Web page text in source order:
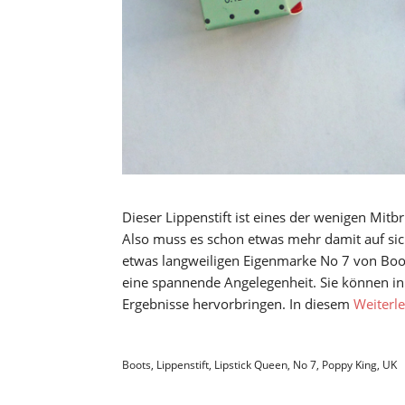
Dieser Lippenstift ist eines der wenigen
Also muss es schon etwas mehr damit auf
etwas langweiligen Eigenmarke No 7 von
eine spannende Angelegenheit. Sie können
Ergebnisse hervorbringen. In diesem
Boots, Lippenstift, Lipstick Queen, No 7, Poppy King, UK